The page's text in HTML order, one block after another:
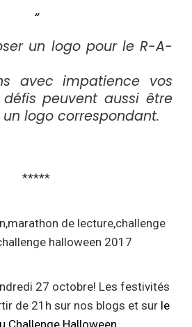
un logo pour le R-A-
avec impatience vos
peuvent aussi être
logo correspondant.
*****
27 octobre! Les festivités
de 21h sur nos blogs et sur le